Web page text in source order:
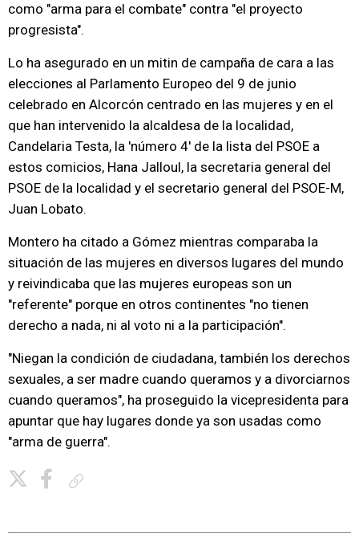
como "arma para el combate" contra "el proyecto
progresista".
Lo ha asegurado en un mitin de campaña de cara a las
elecciones al Parlamento Europeo del 9 de junio
celebrado en Alcorcón centrado en las mujeres y en el
que han intervenido la alcaldesa de la localidad,
Candelaria Testa, la 'número 4' de la lista del PSOE a
estos comicios, Hana Jalloul, la secretaria general del
PSOE de la localidad y el secretario general del PSOE-M,
Juan Lobato.
Montero ha citado a Gómez mientras comparaba la
situación de las mujeres en diversos lugares del mundo
y reivindicaba que las mujeres europeas son un
"referente" porque en otros continentes "no tienen
derecho a nada, ni al voto ni a la participación".
"Niegan la condición de ciudadana, también los derechos
sexuales, a ser madre cuando queramos y a divorciarnos
cuando queramos", ha proseguido la vicepresidenta para
apuntar que hay lugares donde ya son usadas como
"arma de guerra".